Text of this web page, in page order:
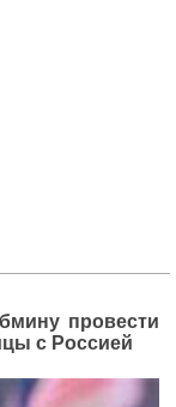
провести
с Россией